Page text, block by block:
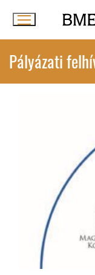
Pályázati